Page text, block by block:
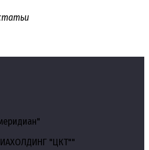
"ЦКТ""